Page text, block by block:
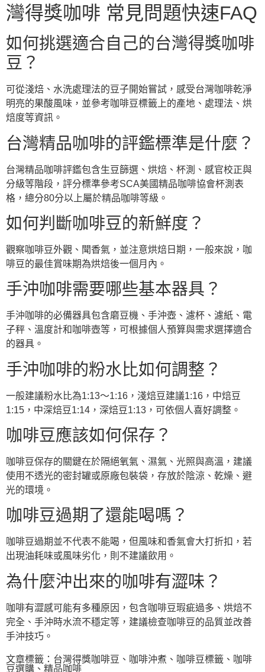
灣得獎咖啡 常見問題快速FAQ
如何挑選適合自己的台灣得獎咖啡
豆？
可從淺焙、水洗處理法的豆子開始嘗試，感受台灣咖啡乾淨
明亮的果酸風味，並參考咖啡豆標籤上的產地、處理法、烘
焙度等資訊。
台灣精品咖啡的評鑑標準是什麼？
台灣精品咖啡評鑑包含生豆篩選、烘焙、杯測、感官校正與
分級等階段，評分標準參考SCA美國精品咖啡協會杯測表
格，總分80分以上屬於精品咖啡等級。
如何判斷咖啡豆的新鮮度？
觀察咖啡豆外觀、聞香氣，並注意烘焙日期，一般來說，咖
啡豆的最佳賞味期為烘焙後一個月內。
手沖咖啡需要哪些基本器具？
手沖咖啡的必備器具包含磨豆機、手沖壺、濾杯、濾紙、電
子秤、溫度計和咖啡壺等，可根據個人預算與需求選擇適合
的器具。
手沖咖啡的粉水比如何調整？
一般建議粉水比為1:13～1:16，淺焙豆建議1:16，中焙豆
1:15，中深焙豆1:14，深焙豆1:13，可依個人喜好調整。
咖啡豆應該如何保存？
咖啡豆保存的關鍵在於隔絕氧氣、濕氣、光照與高溫，建議
使用不透光的密封罐或原廠包裝袋，存放於陰涼、乾燥、避
光的環境。
咖啡豆過期了還能喝嗎？
咖啡豆過期並不代表不能喝，但風味和香氣會大打折扣，若
出現油耗味或風味劣化，則不建議飲用。
為什麼沖出來的咖啡有澀味？
咖啡有澀感可能有多種原因，包含咖啡豆瑕疵過多、烘焙不
完全、手沖時水流不穩定等，建議檢查咖啡豆的品質並改善
手沖技巧。
文章標籤： 台灣得獎咖啡豆 、 咖啡沖煮 、 咖啡豆標籤 、 咖啡
豆選購 、 精品咖啡